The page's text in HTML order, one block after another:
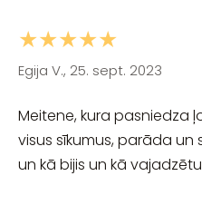
★★★★★
Egija V., 25. sept. 2023
Meitene, kura pasniedza
visus sīkumus, parāda un
un kā bijis un kā